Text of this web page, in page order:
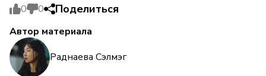
0 0 Поделиться
Автор материала
Раднаева Сэлмэг